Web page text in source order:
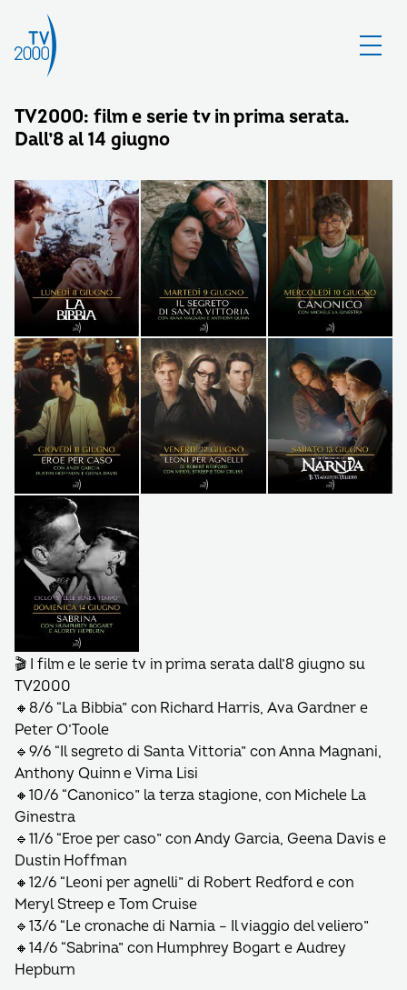
TV2000: film e serie tv in prima serata.
Dall’8 al 14 giugno
🎬 I film e le serie tv in prima serata dall’8 giugno su
TV2000
🔸8/6 “La Bibbia” con Richard Harris, Ava Gardner e
Peter O’Toole
🔹9/6 “Il segreto di Santa Vittoria” con Anna Magnani,
Anthony Quinn e Virna Lisi
🔸10/6 “Canonico” la terza stagione, con Michele La
Ginestra
🔹11/6 “Eroe per caso” con Andy Garcia, Geena Davis e
Dustin Hoffman
🔸12/6 “Leoni per agnelli” di Robert Redford e con
Meryl Streep e Tom Cruise
🔹13/6 “Le cronache di Narnia – Il viaggio del veliero”
🔸14/6 “Sabrina” con Humphrey Bogart e Audrey
Hepburn